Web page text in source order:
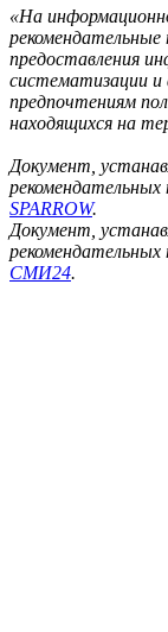
«На
предоставления
систематизации и
предпочтениям
находящихся на
Документ,
SPARROW.
Документ,
СМИ24.